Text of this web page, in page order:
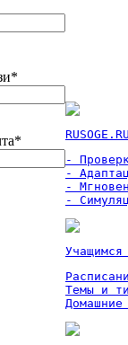
-
-
-
-
Темы и
Домашние